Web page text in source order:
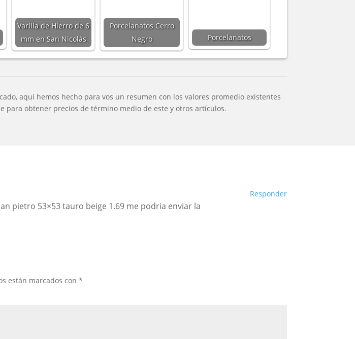
Varilla de Hierro de 6
mm en San Nicolás
Porcelanatos Cerro
Negro
Porcelanatos
aquí hemos hecho para vos un resumen con los valores promedio existentes
obtener precios de término medio de este y otros artículos.
pietro 53×53 tauro beige 1.69 me podria enviar la
Responder
están marcados con*